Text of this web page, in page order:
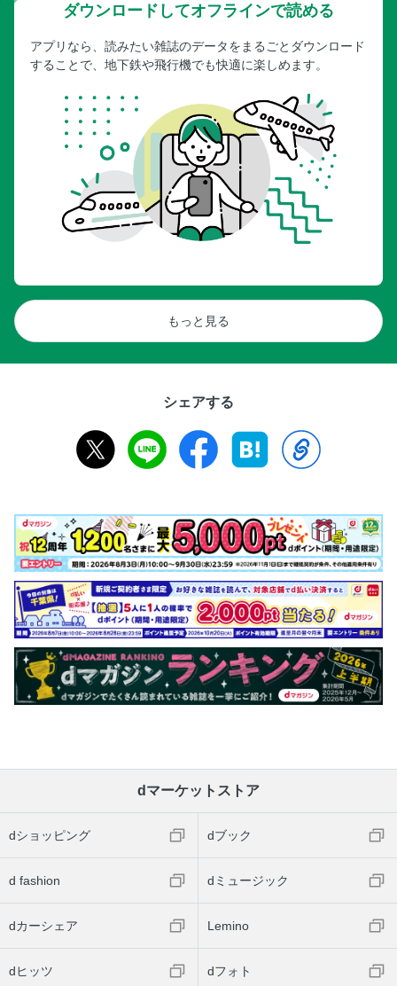
ダウンロードしてオフラインで読める
アプリなら、読みたい雑誌のデータをまるごとダウンロード
することで、地下鉄や飛行機でも快適に楽しめます。
もっと見る
シェアする
dマーケットストア
dショッピング dブック
d fashion dミュージック
dカーシェア Lemino
dヒッツ dフォト